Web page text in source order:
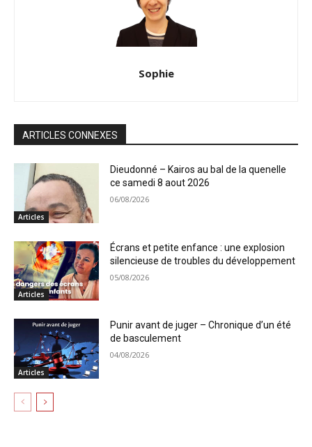
Sophie
ARTICLES CONNEXES
Articles
Dieudonné – Kairos au bal de la quenelle
ce samedi 8 aout 2026
06/08/2026
Articles
Écrans et petite enfance : une explosion
silencieuse de troubles du développement
05/08/2026
Articles
Punir avant de juger – Chronique d’un été
de basculement
04/08/2026